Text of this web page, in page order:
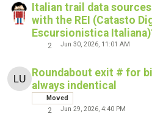
Italian trail data
with the REI (Catasto
Escursionistica
2 Jun 30, 2026, 11:01 AM
Roundabout exit # for
always indentical
Moved
2 Jun 29, 2026, 4:40 PM